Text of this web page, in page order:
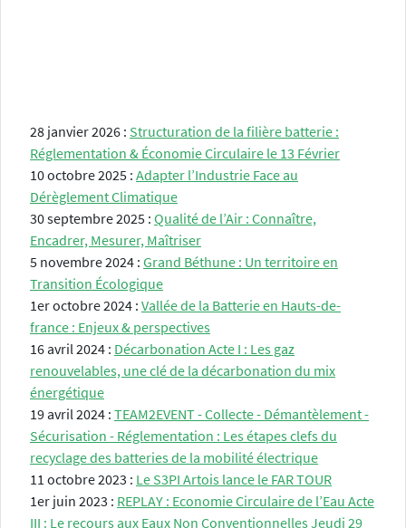
28 janvier 2026 : Structuration de la filière batterie :
Réglementation & Économie Circulaire le 13 Février
10 octobre 2025 : Adapter l’Industrie Face au
Dérèglement Climatique
30 septembre 2025 : Qualité de l’Air : Connaître,
Encadrer, Mesurer, Maîtriser
5 novembre 2024 : Grand Béthune : Un territoire en
Transition Écologique
1er octobre 2024 : Vallée de la Batterie en Hauts-de-
france : Enjeux & perspectives
16 avril 2024 : Décarbonation Acte I : Les gaz
renouvelables, une clé de la décarbonation du mix
énergétique
19 avril 2024 : TEAM2EVENT - Collecte - Démantèlement -
Sécurisation - Réglementation : Les étapes clefs du
recyclage des batteries de la mobilité électrique
11 octobre 2023 : Le S3PI Artois lance le FAR TOUR
1er juin 2023 : REPLAY : Economie Circulaire de l’Eau Acte
III : Le recours aux Eaux Non Conventionnelles Jeudi 29